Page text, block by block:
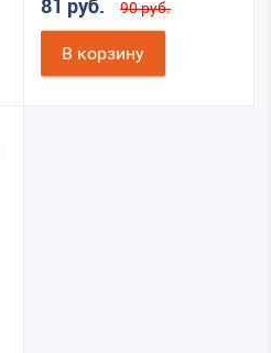
81 руб. 90 руб.
В корзину